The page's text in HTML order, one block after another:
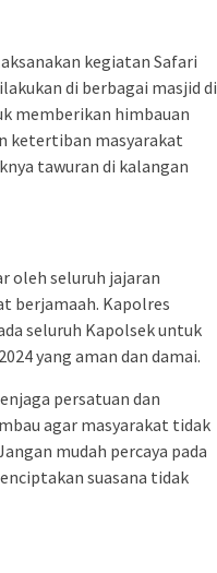
kegiatan Safari
di berbagai masjid di
memberikan himbauan
ketertiban masyarakat
tawuran di kalangan
oleh seluruh jajaran
berjamaah. Kapolres
seluruh Kapolsek untuk
yang aman dan damai.
persatuan dan
agar masyarakat tidak
mudah percaya pada
suasana tidak